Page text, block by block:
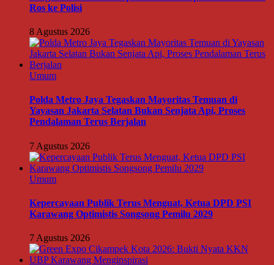
Ros ke Polisi
8 Agustus 2026
Umum
Polda Metro Jaya Tegaskan Mayoritas Temuan di
Yayasan Jakarta Selatan Bukan Senjata Api, Proses
Pendalaman Terus Berjalan
7 Agustus 2026
Umum
Kepercayaan Publik Terus Menguat, Ketua DPD PSI
Karawang Optimistis Songsong Pemilu 2029
7 Agustus 2026